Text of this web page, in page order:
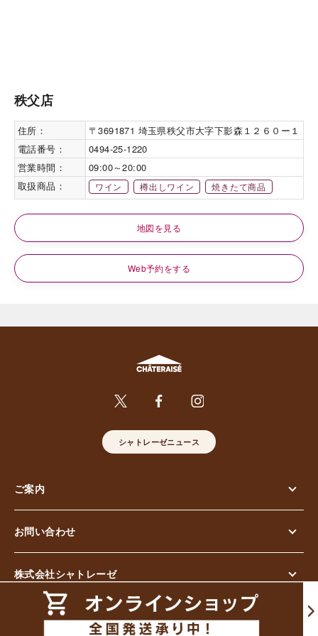
秩父店
住所：
〒3691871 埼玉県秩父市大字下影森１２６０ー１
電話番号：
0494-25-1220
営業時間：
09:00～20:00
取扱商品：
ワイン 樽出しワイン 焼きたて商品
地図を見る
Web予約をする
シャトレーゼニュース
ご案内
お問い合わせ
株式会社シャトレーゼ
© Chateraise Co.,Ltd. All Rights Reserved.